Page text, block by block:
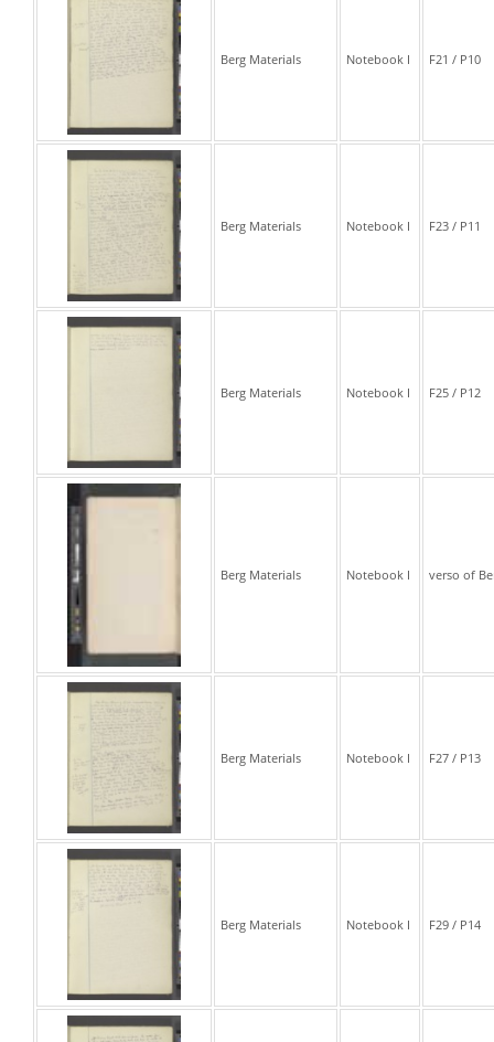
Berg Materials Notebook I F21 / P10
Berg Materials Notebook I F23 / P11
Berg Materials Notebook I F25 / P12
Berg Materials Notebook I verso of
Berg Materials Notebook I F27 / P13
Berg Materials Notebook I F29 / P14